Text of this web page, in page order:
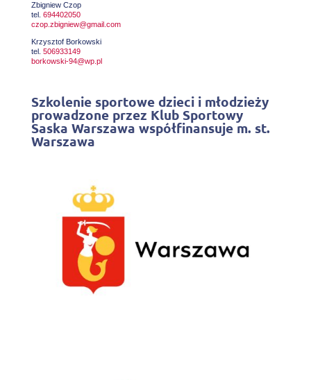
Zbigniew Czop
tel. 694402050
czop.zbigniew@gmail.com
Krzysztof Borkowski
tel. 506933149
borkowski-94@wp.pl
Szkolenie sportowe dzieci i młodzieży
prowadzone przez Klub Sportowy
Saska Warszawa współfinansuje m. st.
Warszawa